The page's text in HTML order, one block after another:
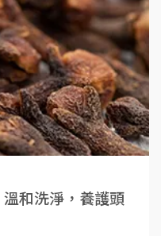
和洗淨，養護頭